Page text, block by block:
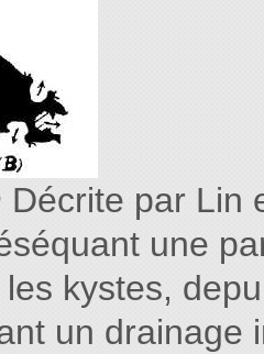
Décrite par Lin
une
kystes,
un drainage